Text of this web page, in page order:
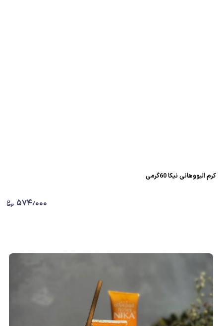
کرم الیووهانی نیکا 60گرمی
۵۷۴٫۰۰۰